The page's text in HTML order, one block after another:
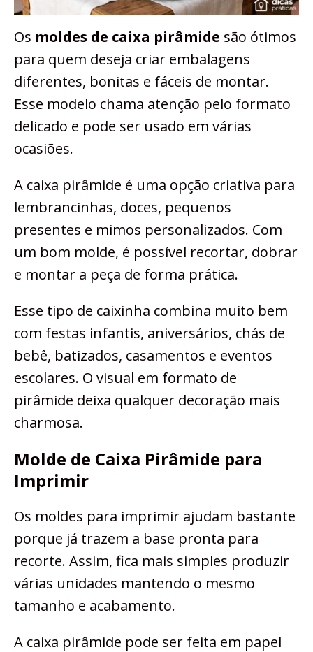
Os moldes de caixa pirâmide são ótimos
para quem deseja criar embalagens
diferentes, bonitas e fáceis de montar.
Esse modelo chama atenção pelo formato
delicado e pode ser usado em várias
ocasiões.
A caixa pirâmide é uma opção criativa para
lembrancinhas, doces, pequenos
presentes e mimos personalizados. Com
um bom molde, é possível recortar, dobrar
e montar a peça de forma prática.
Esse tipo de caixinha combina muito bem
com festas infantis, aniversários, chás de
bebê, batizados, casamentos e eventos
escolares. O visual em formato de
pirâmide deixa qualquer decoração mais
charmosa.
Molde de Caixa Pirâmide para
Imprimir
Os moldes para imprimir ajudam bastante
porque já trazem a base pronta para
recorte. Assim, fica mais simples produzir
várias unidades mantendo o mesmo
tamanho e acabamento.
A caixa pirâmide pode ser feita em papel